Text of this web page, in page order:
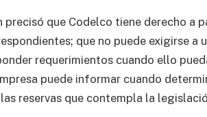
precisó que Codelco tiene derecho a
que no puede exigirse a
requerimientos cuando ello
puede informar cuando
reservas que contempla la